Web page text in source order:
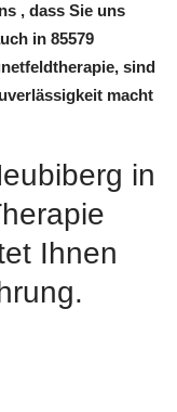
, dass Sie uns
in 85579
sind
macht
in
Ihnen